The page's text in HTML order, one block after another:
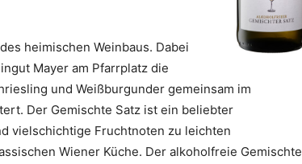
heimischen Weinbaus. Dabei
Mayer am Pfarrplatz die
und Weißburgunder gemeinsam im
Der Gemischte Satz ist ein beliebter
vielschichtige Fruchtnoten zu leichten
Wiener Küche. Der alkoholfreie Gemischte